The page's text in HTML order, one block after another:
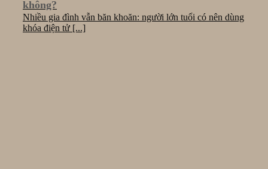
không?
Nhiều gia đình vẫn băn khoăn: người lớn tuổi có nên dùng
khóa điện tử [...]